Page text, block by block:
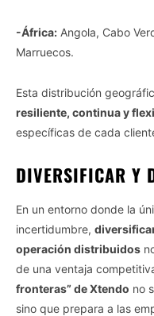
-África: Angola, Cabo
Marruecos.
Esta distribución
resiliente, continua y
específicas de cada
DIVERSIFICAR Y
En un entorno donde la
incertidumbre,
operación distribuidos
de una ventaja
fronteras” de Xtendo no
sino que prepara a las